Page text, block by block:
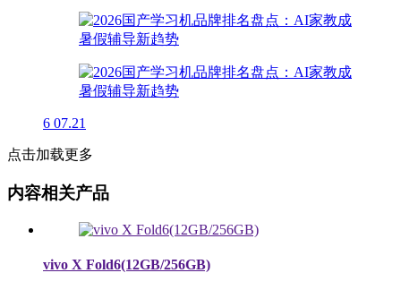
6 07.21
点击加载更多
内容相关产品
vivo X Fold6(12GB/256GB)